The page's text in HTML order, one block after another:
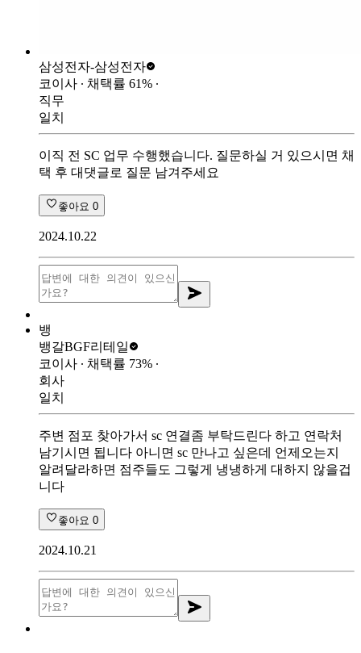
삼성전자-삼성전자
코이사 ∙ 채택률 61% ∙
직무
일치
이직 전 SC 업무 수행했습니다. 질문하실 거 있으시면 채
택 후 대댓글로 질문 남겨주세요
좋아요 0
2024.10.22
뱅
뱅갈BGF리테일
코이사 ∙ 채택률 73% ∙
회사
일치
주변 점포 찾아가서 sc 연결좀 부탁드린다 하고 연락처
남기시면 됩니다 아니면 sc 만나고 싶은데 언제오는지
알려달라하면 점주들도 그렇게 냉냉하게 대하지 않을겁
니다
좋아요 0
2024.10.21